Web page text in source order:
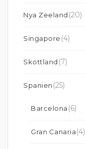
Nya Zeeland (20)
Singapore (4)
Skottland (7)
Spanien (25)
Barcelona (6)
Gran Canaria(4)